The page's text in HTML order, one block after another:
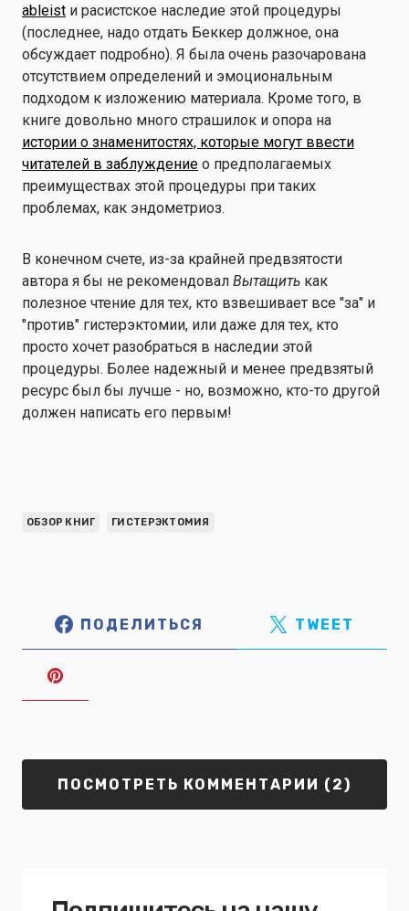
ableist и расистское наследие этой процедуры
(последнее, надо отдать Беккер должное, она
обсуждает подробно). Я была очень разочарована
отсутствием определений и эмоциональным
подходом к изложению материала. Кроме того, в
книге довольно много страшилок и опора на
истории о знаменитостях, которые могут ввести
читателей в заблуждение о предполагаемых
преимуществах этой процедуры при таких
проблемах, как эндометриоз.
В конечном счете, из-за крайней предвзятости
автора я бы не рекомендовал Вытащить как
полезное чтение для тех, кто взвешивает все "за" и
"против" гистерэктомии, или даже для тех, кто
просто хочет разобраться в наследии этой
процедуры. Более надежный и менее предвзятый
ресурс был бы лучше - но, возможно, кто-то другой
должен написать его первым!
ОБЗОР КНИГ ГИСТЕРЭКТОМИЯ
ПОДЕЛИТЬСЯ TWEET
ПОСМОТРЕТЬ КОММЕНТАРИИ (2)